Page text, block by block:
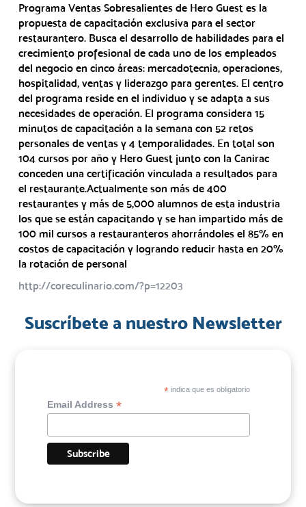
Programa Ventas Sobresalientes de Hero Guest es la
propuesta de capacitación exclusiva para el sector
restaurantero. Busca el desarrollo de habilidades para el
crecimiento profesional de cada uno de los empleados
del negocio en cinco áreas: mercadotecnia, operaciones,
hospitalidad, ventas y liderazgo para gerentes. El centro
del programa reside en el individuo y se adapta a sus
necesidades de operación. El programa considera 15
minutos de capacitación a la semana con 52 retos
personales de ventas y 4 temporalidades. En total son
104 cursos por año y Hero Guest junto con la Canirac
conceden una certificación vinculada a resultados para
el restaurante.Actualmente son más de 400
restaurantes y más de 5,000 alumnos de esta industria
los que se están capacitando y se han impartido más de
100 mil cursos a restauranteros ahorrándoles el 85% en
costos de capacitación y logrando reducir hasta en 20%
la rotación de personal
http://coreculinario.com/?p=12203
Suscríbete a nuestro Newsletter
* indica que es obligatorio
Email Address*